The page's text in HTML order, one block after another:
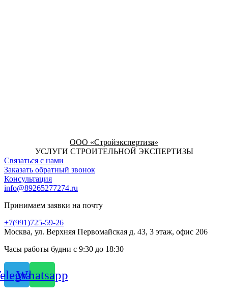
ООО «Стройэкспертиза»
УСЛУГИ СТРОИТЕЛЬНОЙ ЭКСПЕРТИЗЫ
Связаться с нами
Заказать обратный звонок
Консультация
info@89265277274.ru
Принимаем заявки на почту
+7(991)725-59-26
Москва, ул. Верхняя Первомайская д. 43, 3 этаж, офис 206
Часы работы будни с 9:30 до 18:30
Whatsapp